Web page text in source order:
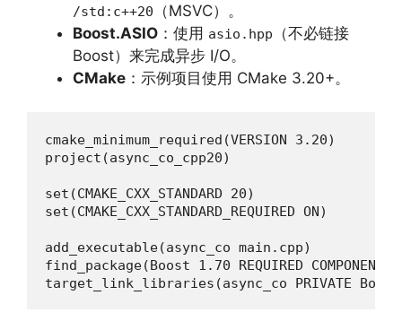
/std:c++20
（MSVC）。
Boost.ASIO ：使用 asio.hpp
（不必链接
Boost）来完成异步 I/O。
CMake ：示例项目使用 CMake 3.20+。
cmake_minimum_required(VERSION 3.20)
project(async_co_cpp20)
set(CMAKE_CXX_STANDARD 20)
set(CMAKE_CXX_STANDARD_REQUIRED ON)
add_executable(async_co main.cpp)
find_package(Boost 1.70 REQUIRED
target_link_libraries(async_co PRIVATE